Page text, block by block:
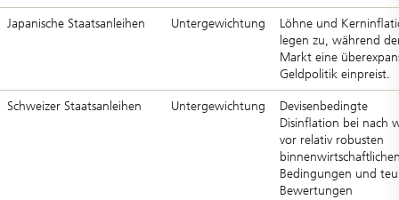
Japanische Staatsanleihen Untergewichtung
Löhne und
legen zu, während
Markt eine
Geldpolitik einpreist.
Schweizer Staatsanleihen Untergewichtung
Devisenbedingte
Disinflation bei nach
vor relativ robusten
Bedingungen und
Bewertungen